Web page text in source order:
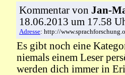
Kommentar von Jan-
18.06.2013 um 17.58
Adresse: http://
Es gibt noch eine
niemals einem Leser
werden dich immer in